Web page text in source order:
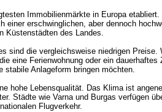
Immobilienmärkte in Europa
einer erschwinglichen, aber dennoch
Küstenstädten des Landes.
sind die vergleichsweise niedrigen
eine Ferienwohnung oder ein
stabile Anlageform bringen möchten.
hohe Lebensqualität. Das Klima ist
Städte wie Varna und Burgas verfügen
Flugverkehr.